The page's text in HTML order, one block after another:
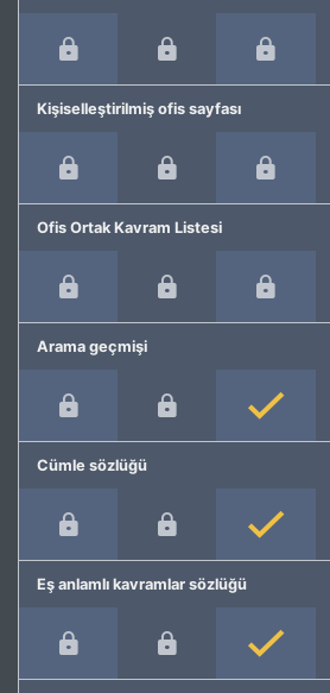
Kişiselleştirilmiş ofis sayfası
Ofis Ortak Kavram Listesi
Arama geçmişi
Cümle sözlüğü
Eş anlamlı kavramlar sözlüğü